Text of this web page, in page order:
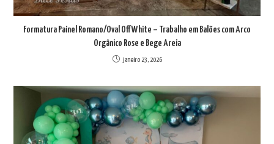
Formatura Painel Romano/Oval Off White – Trabalho em Balões com Arco
Orgânico Rose e Bege Areia
janeiro 23, 2026